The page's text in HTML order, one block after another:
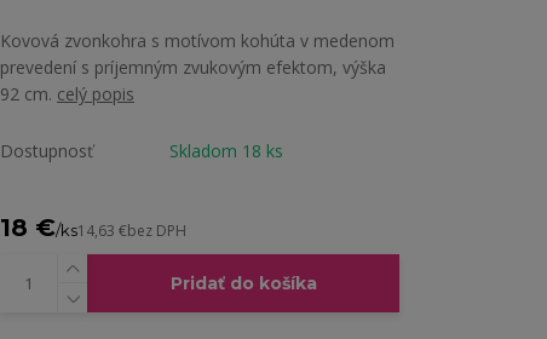
Kovová zvonkohra s motívom kohúta v medenom
prevedení s príjemným zvukovým efektom, výška
92 cm. celý popis
Dostupnosť Skladom 18 ks
18 €/ks14,63 €bez DPH
Pridať do košíka